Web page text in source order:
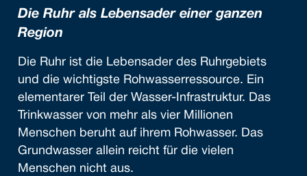
Die Ruhr als Lebensader einer ganzen
Region
Die Ruhr ist die Lebensader des Ruhrgebiets
und die wichtigste Rohwasserressource. Ein
elementarer Teil der Wasser-Infrastruktur. Das
Trinkwasser von mehr als vier Millionen
Menschen beruht auf ihrem Rohwasser. Das
Grundwasser allein reicht für die vielen
Menschen nicht aus.